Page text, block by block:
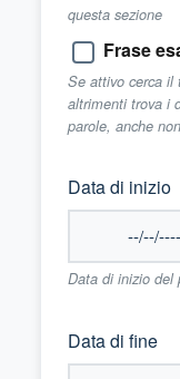
questa sezione
Frase
Se attivo cerca il
altrimenti trova i
parole, anche
Data di inizio
Data di inizio del
Data di fine